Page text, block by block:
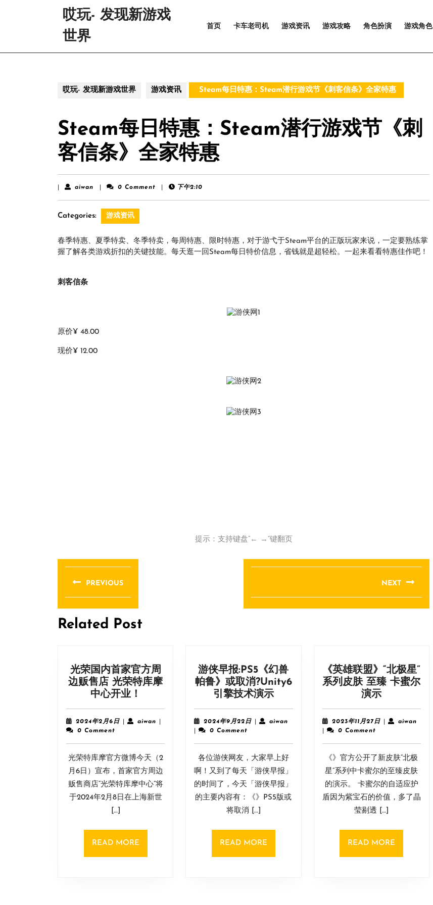
哎玩- 发现新游戏
世界
首页 卡车老司机 游戏资讯 游戏攻略 角色扮演 游戏角色
哎玩- 发现新游戏世界 游戏资讯 Steam每日特惠：Steam潜行游戏节《刺客信条》全家特惠
Steam每日特惠：Steam潜行游戏节《刺
客信条》全家特惠
aiwan aiwan 0 Comment 下午2:10
Categories: 游戏资讯
春季特惠、夏季特卖、冬季特卖，每周特惠、限时特惠，对于游弋于Steam平台的正版玩家来说，一定要熟练掌
握了解各类游戏折扣的关键技能。每天逛一回Steam每日特价信息，省钱就是超轻松。一起来看看特惠佳作吧！
刺客信条
原价¥ 48.00
现价¥ 12.00
提示：支持键盘“← →”键翻页
文
章
导
航
PREVIOUS
post:
NEXT
post:
Related Post
光荣国内首家官方周
边贩售店 光荣特库摩
中心开业！
荣
国
首
家
官
方
周
边
售
2024年2月6日2024
6
日
aiwanaiwan
0 Comment
光荣特库摩官方微博今天（2
月6日）宣布，首家官方周边
贩售商店“光荣特库摩中心”将
于2024年2月8日在上海新世
[…]
READ MOREREAD
游侠早报:PS5《幻兽
帕鲁》或取消?Unity6
引擎技术演示游
侠
早
报:PS5《幻
兽
帕
鲁》
或
取
消?
引
2024年9月22日2024
22
日
aiwan
0 Comment
各位游侠网友，大家早上好
啊！又到了每天「游侠早报」
的时间了，今天「游侠早报」
的主要内容有：《》PS5版或
将取消 […]
READ MOREREAD
《英雄联盟》“北极星”
系列皮肤 至臻 卡蜜尔
演示《英
雄
联
“北
极
星”
系
列
皮
肤
至
臻
2023年11月27日2023
27
日
aiwanaiwan
0 Comment
《》官方公开了新皮肤“北极
星”系列中卡蜜尔的至臻皮肤
的演示。 卡蜜尔的自适应护
盾因为紫宝石的价值，多了晶
莹剔透 […]
READ MORE